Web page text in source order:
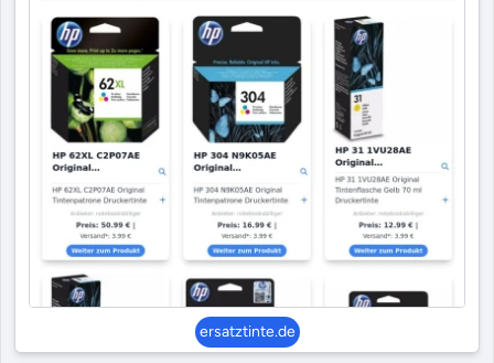
ersatztinte.de